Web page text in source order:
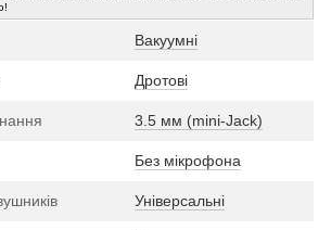
Вакуумні
Дротові
3.5 мм (mini-Jack)
Без мікрофона
Універсальні